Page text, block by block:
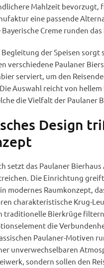
Mahlzeit bevorzugt,
eine passende
Creme runden
Begleitung der Speisen
verschiedene Paulaner
serviert, um den
Auswahl reicht von
die Vielfalt der Paulaner
Design
setzt das Paulaner
Die Einrichtung
modernes Raumkonzept,
charakteristische Krug-
traditionelle Bierkrüge
die
Paulaner-Motiven
unverwechselbaren
sondern sollen den